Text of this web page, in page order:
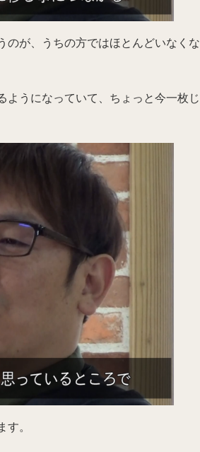
のが、うちの方ではほとんどいなくな
うになっていて、ちょっと今一枚じ
。